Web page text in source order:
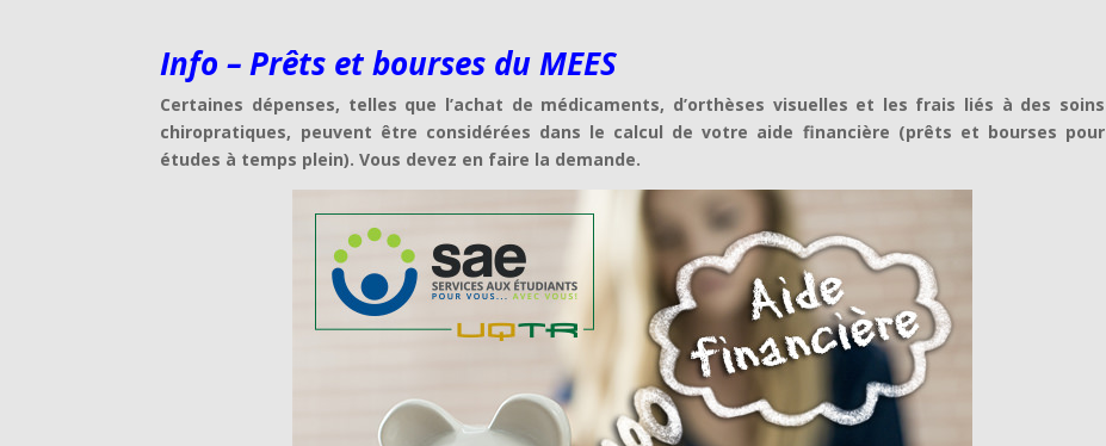
Info – Prêts et bourses du MEES
Certaines dépenses, telles que l’achat de médicaments, d’orthèses visuelles et les frais liés à des soins
chiropratiques, peuvent être considérées dans le calcul de votre aide financière (prêts et bourses pour
études à temps plein). Vous devez en faire la demande.